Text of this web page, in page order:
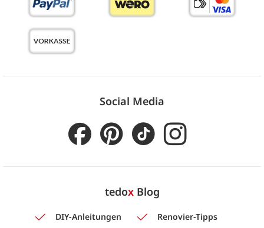
Social Media
tedoxBlog
DIY-Anleitungen
Renovier-Tipps